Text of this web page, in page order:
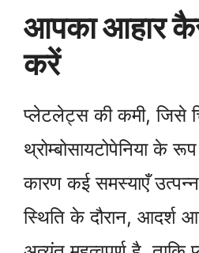
आपका आहार
करें
प्लेटलेट्स की कमी, जिसे
थ्रोम्बोसायटोपेनिया के
कारण कई समस्याएँ
स्थिति के दौरान, आदर्श